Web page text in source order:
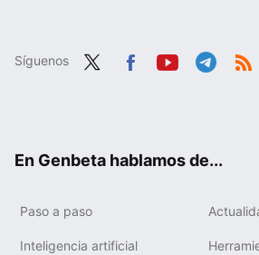
Síguenos
En Genbeta hablamos de...
Paso a paso
Inteligencia artificial